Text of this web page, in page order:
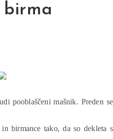
birma
pooblaščeni mašnik. Preden se
birmance tako, da so dekleta s